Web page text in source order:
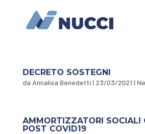
DECRETO SOSTEGNI
da Annalisa Benedetti | 23/03/2021 |
AMMORTIZZATORI SOCIALI
POST COVID19